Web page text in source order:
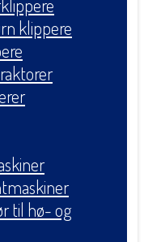
klippere
til hø- og